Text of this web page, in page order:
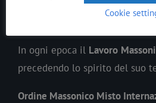
In ogni epoca il Lavoro
precedendo lo spirito del suo
Ordine Massonico Misto
Cookie